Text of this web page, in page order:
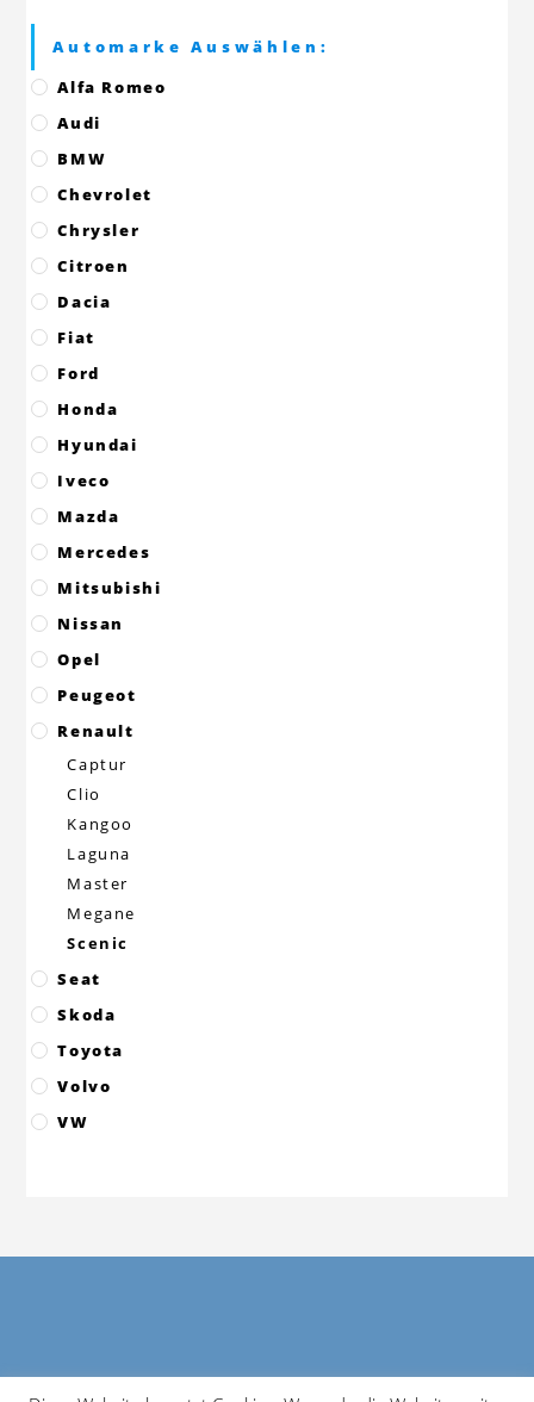
Automarke Auswählen:
Alfa Romeo
Audi
BMW
Chevrolet
Chrysler
Citroen
Dacia
Fiat
Ford
Honda
Hyundai
Iveco
Mazda
Mercedes
Mitsubishi
Nissan
Opel
Peugeot
Renault
Captur
Clio
Kangoo
Laguna
Master
Megane
Scenic
Seat
Skoda
Toyota
Volvo
VW